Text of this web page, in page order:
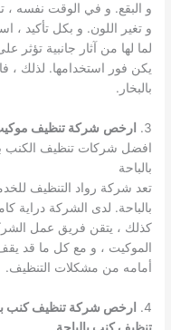
و البقع. و في الوقت نفسه ،
و تغير اللون. و بكل تأكيد ،
لما لها من آثار جانبية
يكن فور استخدامها. لذلك ،
بالبخار.
3. ارخص شركة تنظيف
افضل شركات تنظيف الكنب
بالباحة
تعد شركة رواد التنظيف
بالباحة. لدى الشركة دراية
كذلك ، يتقن فريق عمل
الموكيت ، و مع كل ما قد
أمامه من مشكلات التنظيف.
4. ارخص شركة تنظيف كنب